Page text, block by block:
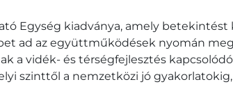
Egység kiadványa, amely betekintést
ad az együttműködések nyomán
a vidék- és térségfejlesztés
szinttől a nemzetközi jó